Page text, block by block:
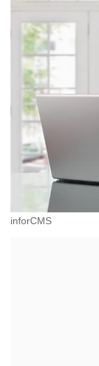
inforCMS